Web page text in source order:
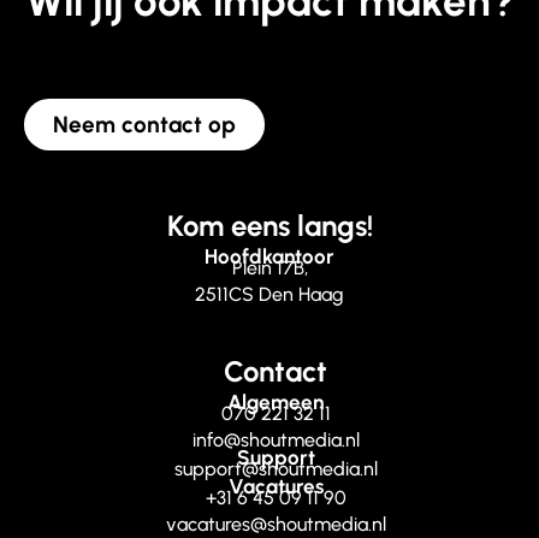
Neem contact op
Kom eens langs!
Hoofdkantoor
Plein 17B,
2511CS Den Haag
Contact
Algemeen
070 221 32 11
info@shoutmedia.nl
Support
support@shoutmedia.nl
Vacatures
+31 6 45 09 11 90
vacatures@shoutmedia.nl